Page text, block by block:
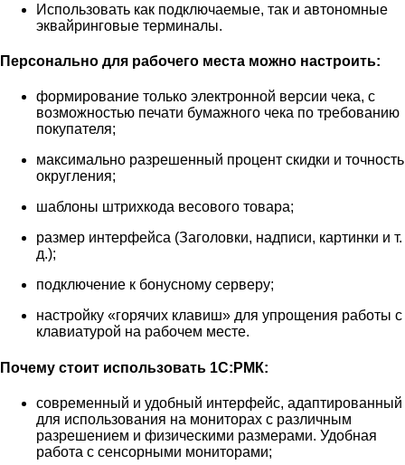
Использовать как подключаемые, так и автономные
эквайринговые терминалы.
Персонально для рабочего места можно настроить:
формирование только электронной версии чека, с
возможностью печати бумажного чека по требованию
покупателя;
максимально разрешенный процент скидки и точность
округления;
шаблоны штрихкода весового товара;
размер интерфейса (Заголовки, надписи, картинки и т.
д.);
подключение к бонусному серверу;
настройку «горячих клавиш» для упрощения работы с
клавиатурой на рабочем месте.
Почему стоит использовать 1С:РМК:
современный и удобный интерфейс, адаптированный
для использования на мониторах с различным
разрешением и физическими размерами. Удобная
работа с сенсорными мониторами;